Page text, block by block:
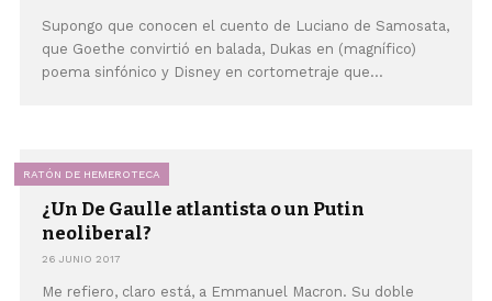
Supongo que conocen el cuento de Luciano de Samosata,
que Goethe convirtió en balada, Dukas en (magnífico)
poema sinfónico y Disney en cortometraje que...
RATÓN DE HEMEROTECA
¿Un De Gaulle atlantista o un Putin
neoliberal?
26 JUNIO 2017
Me refiero, claro está, a Emmanuel Macron. Su doble